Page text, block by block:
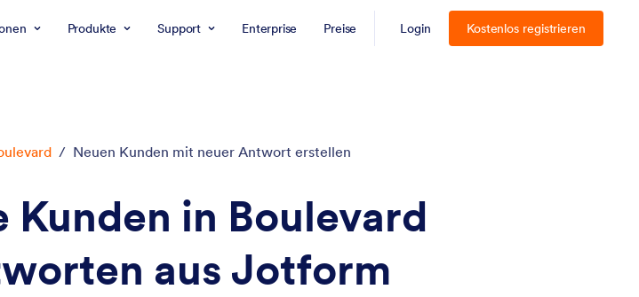
Produkte Support Enterprise Preise Login Kostenlos registrieren
/ Neuen Kunden mit neuer Antwort erstellen
Kunden in Boulevard
aus Jotform